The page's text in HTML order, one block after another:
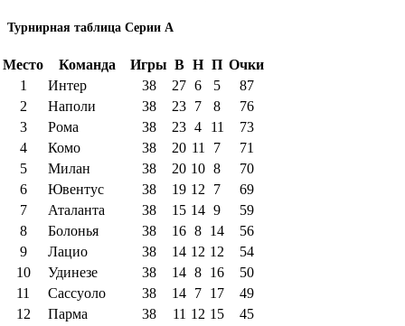
Турнирная таблица Серии А
Место Команда Игры В Н П Очки
1
Интер 38 27 6 5
87
2
Наполи 38 23 7 8
76
3
Рома 38 23 4 11
73
4
Комо 38 20 11 7
71
5
Милан 38 20 10 8
70
6
Ювентус 38 19 12 7
69
7
Аталанта 38 15 14 9
59
8
Болонья 38 16 8 14
56
9
Лацио 38 14 12 12
54
10
Удинезе 38 14 8 16
50
11
Сассуоло 38 14 7 17
49
12
Парма 38 11 12 15
45